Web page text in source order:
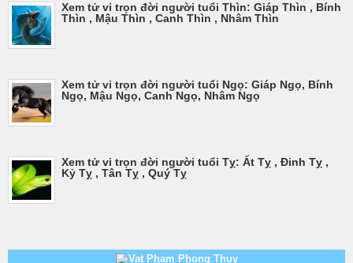
Xem tử vi trọn đời người tuổi Thìn: Giáp Thìn , Bính
Thìn , Mậu Thìn , Canh Thìn , Nhâm Thìn
Xem tử vi trọn đời người tuổi Ngọ: Giáp Ngọ, Bính
Ngọ, Mậu Ngọ, Canh Ngọ, Nhâm Ngọ
Xem tử vi trọn đời người tuổi Tỵ: Ất Tỵ , Đinh Tỵ ,
Kỷ Tỵ , Tân Tỵ , Quý Tỵ